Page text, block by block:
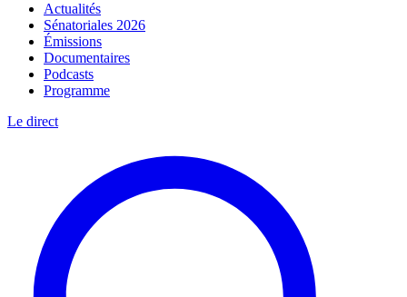
Actualités
Sénatoriales 2026
Émissions
Documentaires
Podcasts
Programme
Le direct